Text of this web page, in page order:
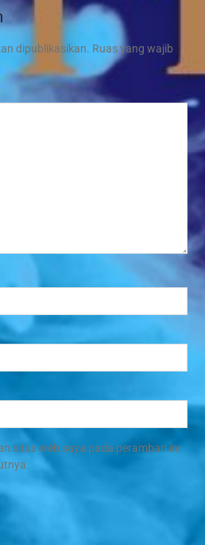
dipublikasikan. Ruas yang wajib
situs web saya pada peramban ini